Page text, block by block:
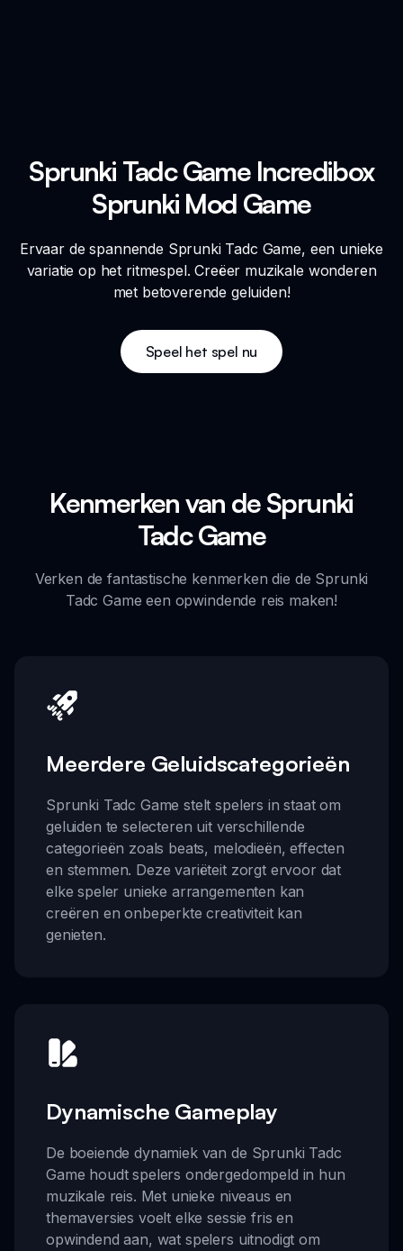
Sprunki Tadc Game Incredibox
Sprunki Mod Game
Ervaar de spannende Sprunki Tadc Game, een unieke
variatie op het ritmespel. Creëer muzikale wonderen
met betoverende geluiden!
Speel het spel nu
Kenmerken van de Sprunki
Tadc Game
Verken de fantastische kenmerken die de Sprunki
Tadc Game een opwindende reis maken!
Meerdere Geluidscategorieën
Sprunki Tadc Game stelt spelers in staat om
geluiden te selecteren uit verschillende
categorieën zoals beats, melodieën, effecten
en stemmen. Deze variëteit zorgt ervoor dat
elke speler unieke arrangementen kan
creëren en onbeperkte creativiteit kan
genieten.
Dynamische Gameplay
De boeiende dynamiek van de Sprunki Tadc
Game houdt spelers ondergedompeld in hun
muzikale reis. Met unieke niveaus en
themaversies voelt elke sessie fris en
opwindend aan, wat spelers uitnodigt om